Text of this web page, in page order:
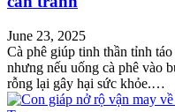
June 23, 2025
Cà phê giúp tinh thần tỉnh
nhưng nếu uống cà phê vào
rỗng lại gây hại sức khỏe.…